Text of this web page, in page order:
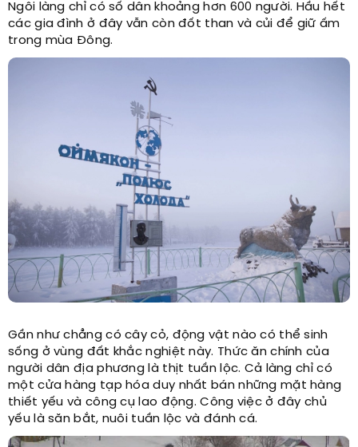
Ngôi làng chỉ có số dân khoảng hơn 600 người. Hầu hết
các gia đình ở đây vẫn còn đốt than và củi để giữ ấm
trong mùa Đông.
Gần như chẳng có cây cỏ, động vật nào có thể sinh
sống ở vùng đất khắc nghiệt này. Thức ăn chính của
người dân địa phương là thịt tuần lộc. Cả làng chỉ có
một cửa hàng tạp hóa duy nhất bán những mặt hàng
thiết yếu và công cụ lao động. Công việc ở đây chủ
yếu là săn bắt, nuôi tuần lộc và đánh cá.